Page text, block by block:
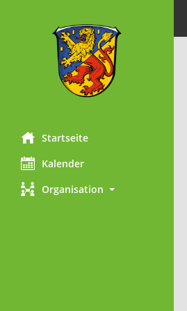
Startseite
Kalender
Organisation